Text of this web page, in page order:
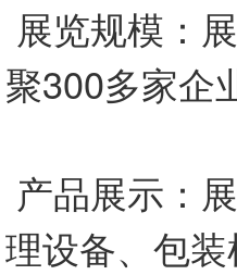
展览规模：
聚300多家企
产品展示：
理设备、包